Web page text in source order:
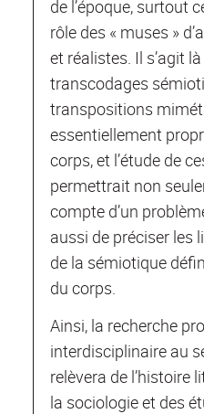
de l’époque, surtout
rôle des « muses »
et réalistes. Il s’agit
transcodages
transpositions
essentiellement
corps, et l’étude de
permettrait non
compte d’un
aussi de préciser les
de la sémiotique
du corps.
Ainsi, la recherche
interdisciplinaire au
relèvera de l’histoire
la sociologie et des